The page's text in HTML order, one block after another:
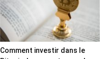
Comment investir dans le